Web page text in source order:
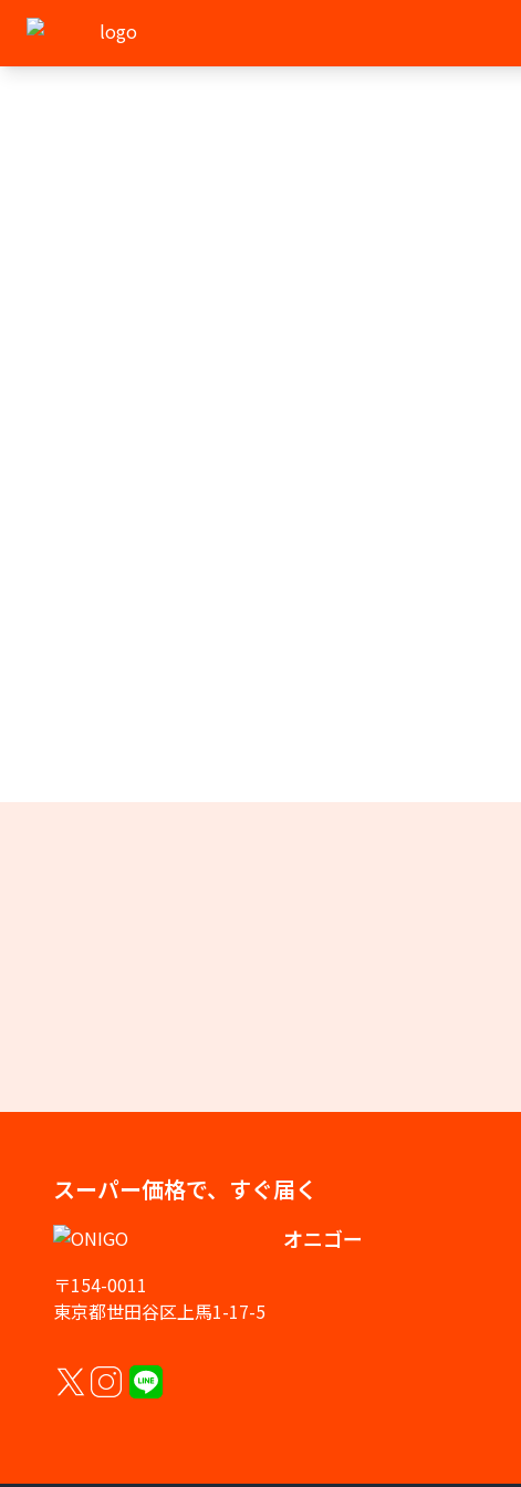
スーパー価格で、すぐ届く
オニゴー
〒154-0011
東京都世田谷区上馬1-17-5